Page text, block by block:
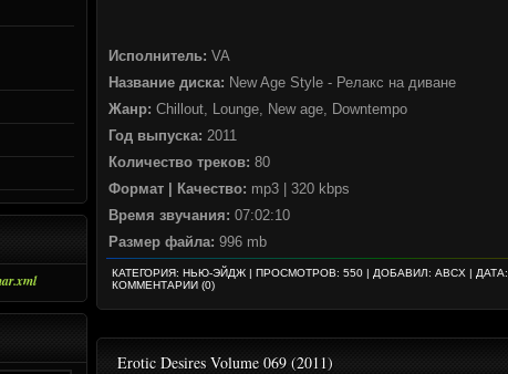
Исполнитель: VA
Название диска: New Age Style - Релакс на диване
Жанр: Chillout, Lounge, New age, Downtempo
Год выпуска: 2011
Количество треков: 80
Формат | Качество: mp3 | 320 kbps
Время звучания: 07:02:10
Размер файла: 996 mb
КАТЕГОРИЯ: НЬЮ-ЭЙДЖ | ПРОСМОТРОВ: 550 | ДОБАВИЛ: ABCX | ДАТА:
КОММЕНТАРИИ (0)
Erotic Desires Volume 069 (2011)